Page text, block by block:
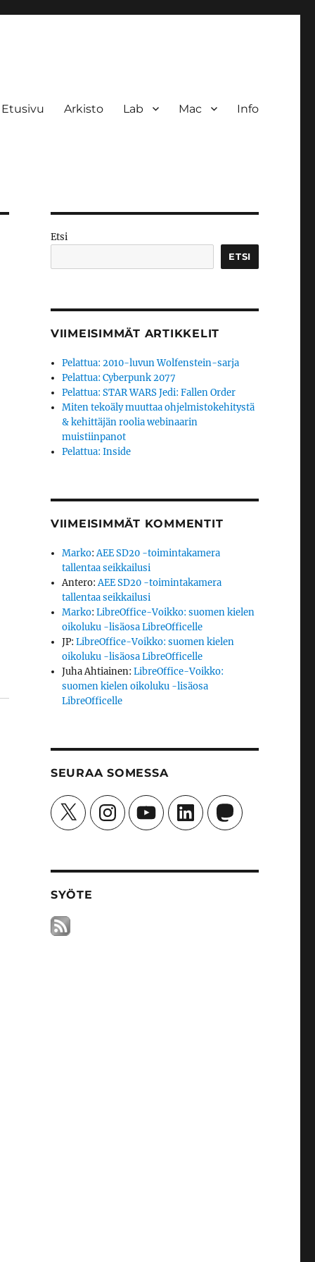
Etusivu Arkisto Lab Mac Info
Etsi
ETSI
VIIMEISIMMÄT ARTIKKELIT
Pelattua: 2010-luvun Wolfenstein-sarja
Pelattua: Cyberpunk 2077
Pelattua: STAR WARS Jedi: Fallen Order
Miten tekoäly muuttaa ohjelmistokehitystä
& kehittäjän roolia webinaarin
muistiinpanot
Pelattua: Inside
VIIMEISIMMÄT KOMMENTIT
Marko:AEE SD20 -toimintakamera
tallentaa seikkailusi
Antero:AEE SD20 -toimintakamera
tallentaa seikkailusi
Marko:LibreOffice-Voikko: suomen kielen
oikoluku -lisäosa LibreOfficelle
JP:LibreOffice-Voikko: suomen kielen
oikoluku -lisäosa LibreOfficelle
Juha Ahtiainen:LibreOffice-Voikko:
suomen kielen oikoluku -lisäosa
LibreOfficelle
SEURAA SOMESSA
X InstagramYouTubeLinkedInMastodon
SYÖTE